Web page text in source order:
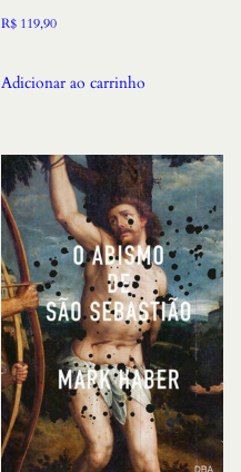
R$ 119,90
Adicionar ao carrinho